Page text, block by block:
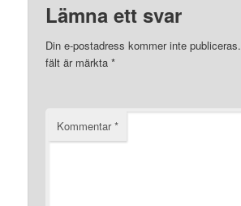
Lämna ett svar
Din e-postadress kommer inte publiceras.
fält är märkta*
Kommentar*